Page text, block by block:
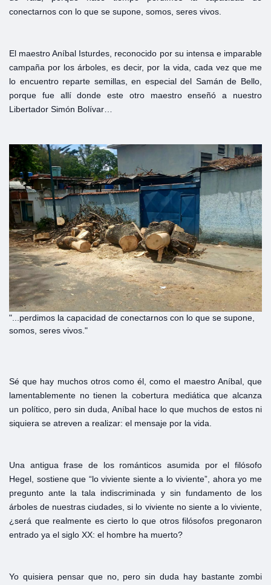
conectarnos con lo que se supone, somos, seres vivos.
El maestro Aníbal Isturdes, reconocido por su intensa e imparable
campaña por los árboles, es decir, por la vida, cada vez que me
lo encuentro reparte semillas, en especial del Samán de Bello,
porque fue allí donde este otro maestro enseñó a nuestro
Libertador Simón Bolívar…
"...perdimos la capacidad de conectarnos con lo que se supone,
somos, seres vivos."
Sé que hay muchos otros como él, como el maestro Aníbal, que
lamentablemente no tienen la cobertura mediática que alcanza
un político, pero sin duda, Aníbal hace lo que muchos de estos ni
siquiera se atreven a realizar: el mensaje por la vida.
Una antigua frase de los románticos asumida por el filósofo
Hegel, sostiene que “lo viviente siente a lo viviente”, ahora yo me
pregunto ante la tala indiscriminada y sin fundamento de los
árboles de nuestras ciudades, si lo viviente no siente a lo viviente,
¿será que realmente es cierto lo que otros filósofos pregonaron
entrado ya el siglo XX: el hombre ha muerto?
Yo quisiera pensar que no, pero sin duda hay bastante zombi